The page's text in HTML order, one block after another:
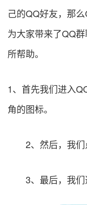
己的QQ好友，那
为大家带来了QQ
所帮助。
1、首先我们进入
角的图标。
2、然后，我们
3、最后，我们